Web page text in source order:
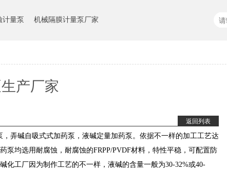
计量泵 机械隔膜计量泵厂家
产厂家
返回列表
弄碱自吸式式加药泵，液碱定量加药泵。依据不一样的加工工艺达
均选用耐腐蚀，耐腐蚀的FRPP/PVDF材料，特性平稳，可配置防
工厂因为制作工艺的不一样，液碱的含量一般为30-32%或40-